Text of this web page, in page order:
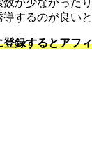
するのが良いと
録するとアフ